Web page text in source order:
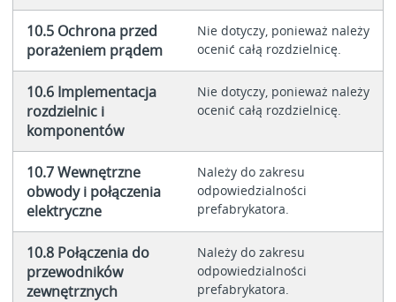
10.5 Ochrona przed
porażeniem prądem
Nie dotyczy, ponieważ należy
ocenić całą rozdzielnicę.
10.6 Implementacja
rozdzielnic i
komponentów
Nie dotyczy, ponieważ należy
ocenić całą rozdzielnicę.
10.7 Wewnętrzne
obwody i połączenia
elektryczne
Należy do zakresu
odpowiedzialności
prefabrykatora.
10.8 Połączenia do
przewodników
zewnętrznych
Należy do zakresu
odpowiedzialności
prefabrykatora.